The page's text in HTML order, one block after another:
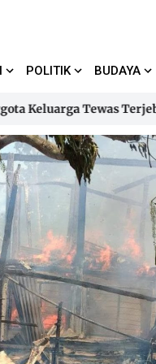
POLITIK BUDAYA
Tewas Terjebak
Tewas Terjebak